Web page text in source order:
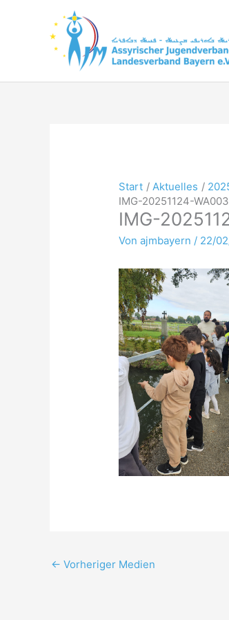
Start Aktuelles
IMG-20251124-
IMG-
Vonajmbayern / 22/
← Vorheriger Medien